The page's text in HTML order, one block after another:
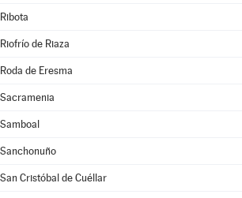
Ribota
Riofrío de Riaza
Roda de Eresma
Sacramenia
Samboal
Sanchonuño
San Cristóbal de Cuéllar